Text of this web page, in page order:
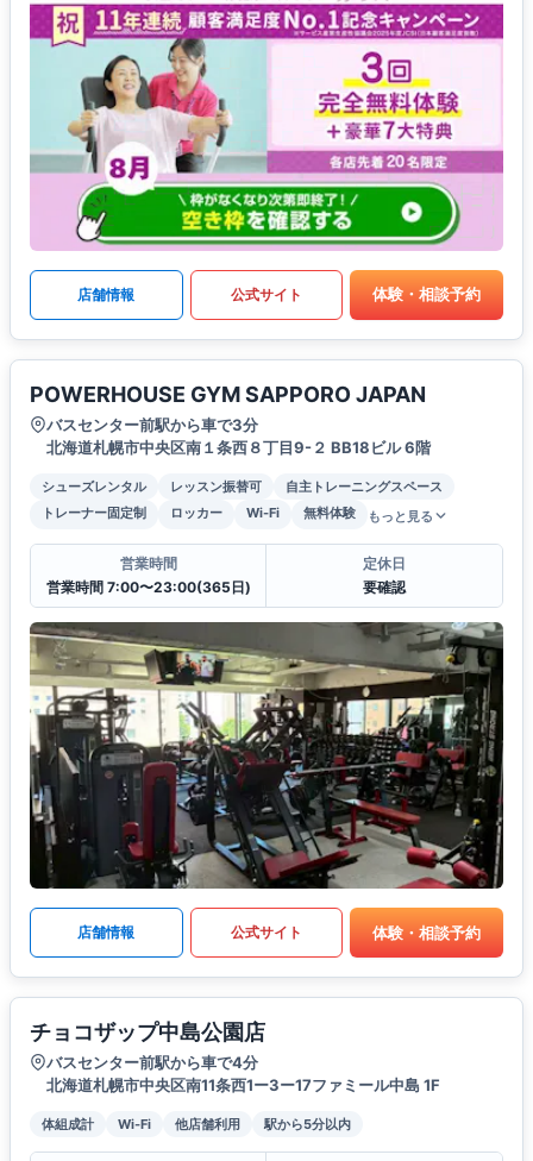
店舗情報 公式サイト 体験・相談予約
POWERHOUSE GYM SAPPORO JAPAN
バスセンター前駅から車で3分
北海道札幌市中央区南１条西８丁目9-２ BB18ビル 6階
シューズレンタル レッスン振替可
自主トレーニングスペース
トレーナー固定制
ロッカー Wi-Fi 無料体験 もっと見る
営業時間
営業時間 7:00〜23:00(365日)
定休日
要確認
店舗情報 公式サイト 体験・相談予約
チョコザップ中島公園店
バスセンター前駅から車で4分
北海道札幌市中央区南11条西1ー3ー17ファミール中島 1F
体組成計 Wi-Fi 他店舗利用 駅から5分以内